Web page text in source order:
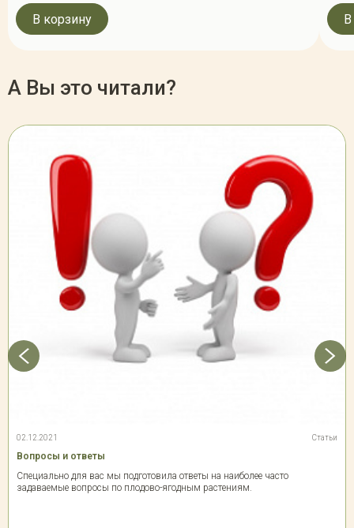
В корзину
А Вы это читали?
02.12.2021 Статьи
Вопросы и ответы
Специально для вас мы подготовила ответы на наиболее часто
задаваемые вопросы по плодово-ягодным растениям.